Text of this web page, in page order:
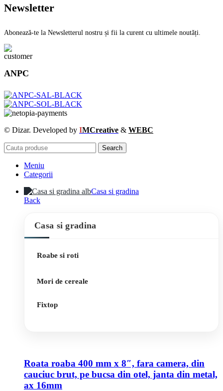
Newsletter
Abonează-te la Newsletterul nostru și fii la curent cu ultimele noutăți.
ANPC
© Dizar. Developed by IMCreative & WEBC
Search
Meniu
Categorii
Casa si gradina
Back
Casa si gradina
Roabe si roti
Mori de cereale
Fixtop
Roata roaba 400 mm x 8″, fara camera, din
cauciuc brut, pe bucsa din otel, janta din metal,
ax 16mm